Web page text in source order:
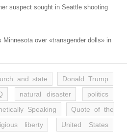
suspect sought in Seattle shooting
Minnesota over «transgender dolls» in
and state
Donald Trump
natural disaster
politics
Speaking
Quote of the
liberty
United States